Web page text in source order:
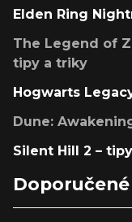
Elden Ring
The Legend of
tipy a triky
Hogwarts
Dune:
Silent Hill 2 –